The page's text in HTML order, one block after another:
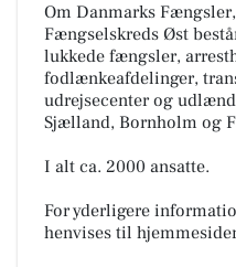
Om Danmarks
Fængselskreds Øst
lukkede fængsler,
fodlænkeafdelinger,
udrejsecenter og
Sjælland, Bornholm og
I alt ca. 2000 ansatte.
For yderligere
henvises til